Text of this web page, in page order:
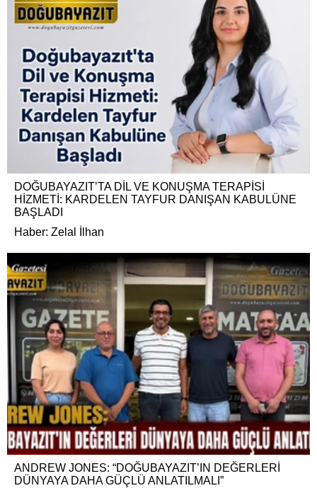
DOĞUBAYAZIT’TA DİL VE KONUŞMA TERAPİSİ
HİZMETİ: KARDELEN TAYFUR DANIŞAN KABULÜNE
BAŞLADI
Haber: Zelal İlhan
ANDREW JONES: “DOĞUBAYAZIT’IN DEĞERLERİ
DÜNYAYA DAHA GÜÇLÜ ANLATILMALI”